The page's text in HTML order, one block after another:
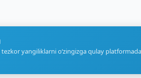
yangiliklarni o‘zingizga qulay